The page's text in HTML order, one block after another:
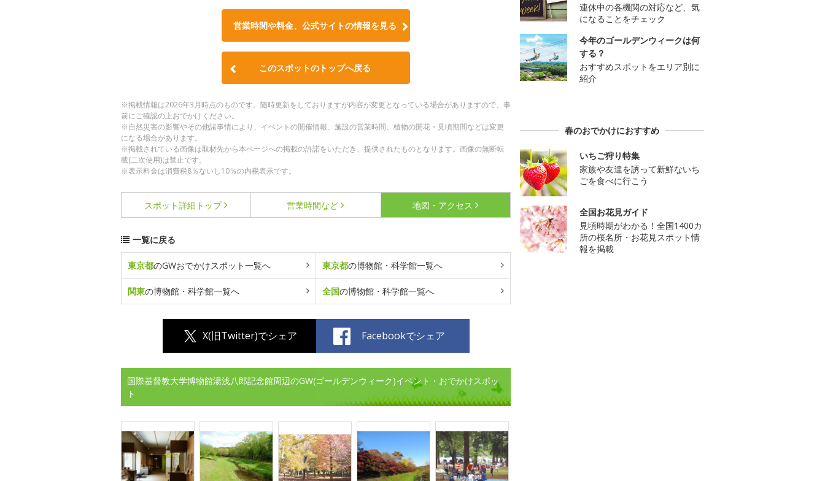
営業時間や料金、公式サイトの情報を見る
このスポットのトップへ戻る
※掲載情報は2026年3月時点のものです。随時更新をしておりますが内容が変更となっている場合がありますので、事
前にご確認の上おでかけください。
※自然災害の影響やその他諸事情により、イベントの開催情報、施設の営業時間、植物の開花・見頃期間などは変更
になる場合があります。
※掲載されている画像は取材先から本ページへの掲載の許諾をいただき、提供されたものとなります。画像の無断転
載(二次使用)は禁止です。
※表示料金は消費税8％ないし10％の内税表示です。
スポット詳細 トップ 営業時間など 地図・アクセス
一覧に戻る
東京都のGWおでかけスポット一覧へ 東京都の博物館・科学館一覧へ
関東の博物館・科学館一覧へ 全国の博物館・科学館一覧へ
X(旧Twitter)でシェア Facebookでシェア
国際基督教大学博物館湯浅八郎記念館周辺のGW(ゴールデンウィーク)イベント・おでかけスポッ
ト
連休中の各機関の対応など、気
になることをチェック
今年のゴールデンウィークは何
する？
おすすめスポットをエリア別に
紹介
春のおでかけにおすすめ
いちご狩り特集
家族や友達を誘って新鮮ないち
ごを食べに行こう
全国お花見ガイド
見頃時期がわかる！全国1400カ
所の桜名所・お花見スポット情
報を掲載